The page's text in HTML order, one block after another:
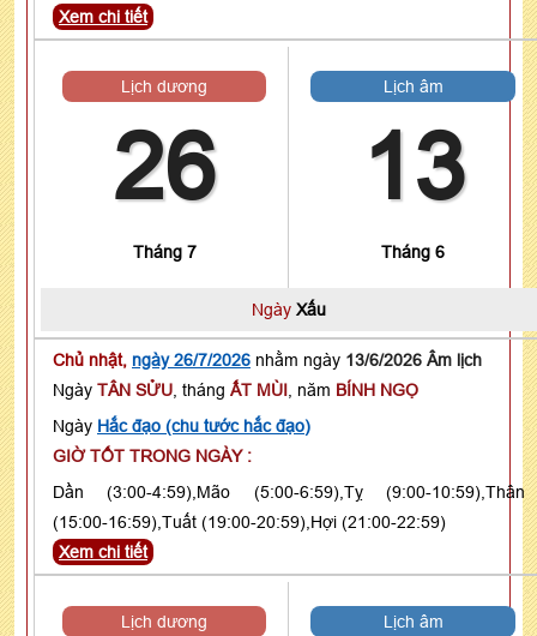
Xem chi tiết
Lịch dương
26
Tháng 7
Lịch âm
13
Tháng 6
Ngày Xấu
Chủ nhật, ngày 26/7/2026 nhằm ngày 13/6/2026 Âm lịch
Ngày TÂN SỬU , tháng ẤT MÙI , năm BÍNH NGỌ
Ngày Hắc đạo (chu tước hắc đạo)
GIỜ TỐT TRONG NGÀY :
Dần (3:00-4:59),Mão (5:00-6:59),Tỵ (9:00-10:59),Thân
(15:00-16:59),Tuất (19:00-20:59),Hợi (21:00-22:59)
Xem chi tiết
Lịch dương Lịch âm